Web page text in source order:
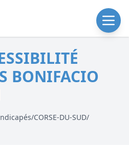
BONIFACIO
/CORSE-DU-SUD/